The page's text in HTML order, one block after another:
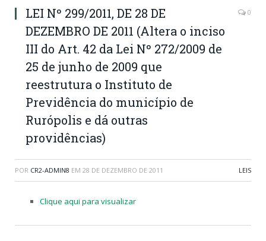
LEI Nº 299/2011, DE 28 DE
DEZEMBRO DE 2011 (Altera o inciso
III do Art. 42 da Lei Nº 272/2009 de
25 de junho de 2009 que
reestrutura o Instituto de
Previdência do município de
Rurópolis e dá outras
providências)
0
POR CR2-ADMIN8 EM 28 DE DEZEMBRO DE 2011 LEIS
Clique aqui para visualizar